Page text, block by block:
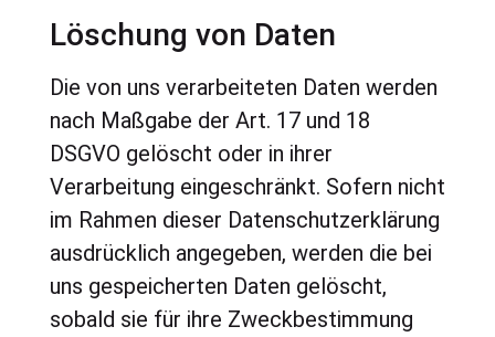
Löschung von Daten
Die von uns verarbeiteten Daten werden
nach Maßgabe der Art. 17 und 18
DSGVO gelöscht oder in ihrer
Verarbeitung eingeschränkt. Sofern nicht
im Rahmen dieser Datenschutzerklärung
ausdrücklich angegeben, werden die bei
uns gespeicherten Daten gelöscht,
sobald sie für ihre Zweckbestimmung